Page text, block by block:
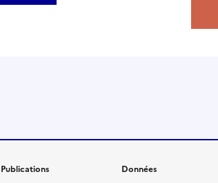
Publications
Données